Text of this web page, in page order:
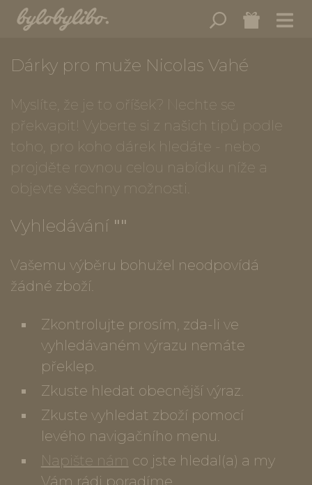
Dárky pro muže Nicolas Vahé
Myslíte, že je to oříšek? Nechte se
překvapit! Vyberte si z našich tipů podle
toho, pro koho dárek hledáte - nebo
projděte rovnou celou nabídku níže a
objevte všechny možnosti.
Vyhledávání ""
Vašemu výběru bohužel neodpovídá
žádné zboží.
Zkontrolujte prosím, zda-li ve
vyhledávaném výrazu nemáte
překlep.
Zkuste hledat obecnější výraz.
Zkuste vyhledat zboží pomocí
levého navigačního menu.
Napište nám co jste hledal(a) a my
Vám rádi poradíme.